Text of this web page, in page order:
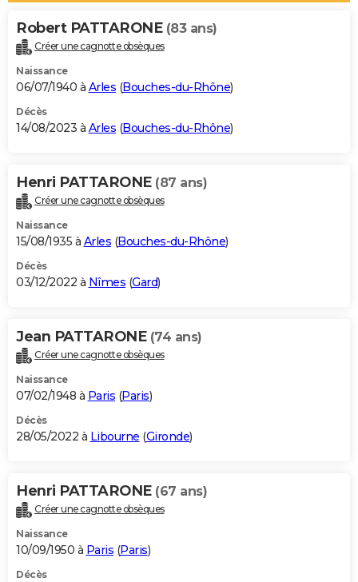
Alimentation
Guide de la santé
Maladies
Médicaments
Sommeil
VOYAGE
Destinations
City break
Voyage nature
Voyage de noces
Forum
Climat
+PHOTO
GUIDES D'ACHAT
BONS PLANS
Carte de Noël
Carte Bonne année
Carte Saint-Valentin
Carte Pâques
Carte d'anniversaire
DICTIONNAIRE
Dictionnaire
Biographies
Citations
Expressions
Proverbes
PROGRAMME TV
S'inscrire
Se connecter
Lycées
Collèges
Primaires
Universités
Entreprises
Service militaire
Avis de recherche
AVIS DE DÉCÈS
Bricolage
Lifestyle
Culture
Sport
Auto
Television
Voyage
Cinema
Robert PATTARONE (83 ans)
Créer une cagnotte obsèques
Naissance
06/07/1940 à Arles (Bouches-du-Rhône)
Décès
14/08/2023 à Arles (Bouches-du-Rhône)
Henri PATTARONE (87 ans)
Créer une cagnotte obsèques
Naissance
15/08/1935 à Arles (Bouches-du-Rhône)
Décès
03/12/2022 à Nîmes (Gard)
Jean PATTARONE (74 ans)
Créer une cagnotte obsèques
Naissance
07/02/1948 à Paris (Paris)
Décès
28/05/2022 à Libourne (Gironde)
Henri PATTARONE (67 ans)
Créer une cagnotte obsèques
Naissance
10/09/1950 à Paris (Paris)
Décès